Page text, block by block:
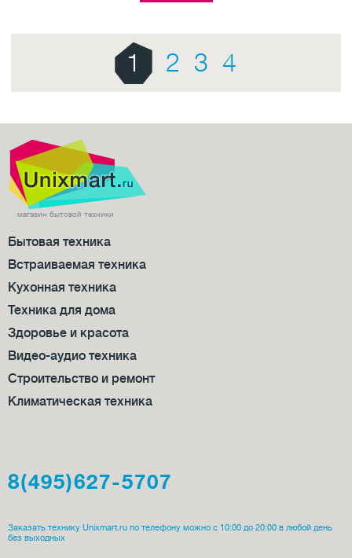
1 2 3 4
магазин бытовой техники
Бытовая техника
Встраиваемая техника
Кухонная техника
Техника для дома
Здоровье и красота
Видео-аудио техника
Строительство и ремонт
Климатическая техника
8(495)627-5707
Заказать технику Unixmart.ru по телефону можно с 10:00 до 20:00 в любой день
без выходных